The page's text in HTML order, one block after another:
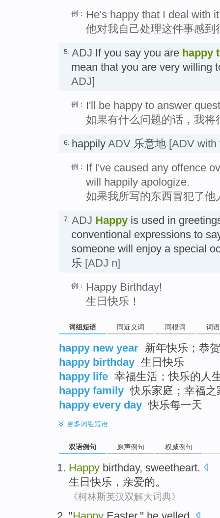
例： He's happy that I deal with
他对我自己处理这件事感到
5. ADJ If you say you are happy
mean that you are very willing
ADJ]
例：
I'll be happy to answer
如果有什么问题的话，我将
6. happily ADV 乐意地 [ADV with
例：
If I've caused any offence
will happily apologize.
如果我所写的东西冒犯了
7. ADJ Happy is used in
conventional expressions to
someone will enjoy a special
乐 [ADJ n]
例： Happy Birthday!
生日快乐！
词组短语 同近义词 同根词 词
happy new year 新年快乐；恭
happy birthday 生日快乐
happy life 幸福生活；快乐的人
happy family 快乐家庭；幸福之
happy every day 快乐每一天
更多词组短语
双语例句 原声例句 权威例句
Happy birthday, sweetheart.
生日快乐 ， 亲爱的。
《柯林斯英汉双解大词典》